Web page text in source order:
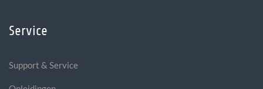
Service
Support & Service